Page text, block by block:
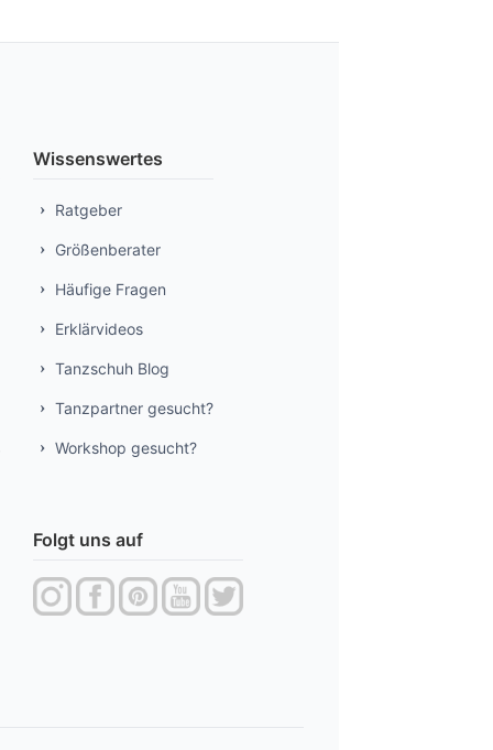
Wissenswertes
Ratgeber
Größenberater
Häufige Fragen
Erklärvideos
Tanzschuh Blog
Tanzpartner gesucht?
Workshop gesucht?
Folgt uns auf